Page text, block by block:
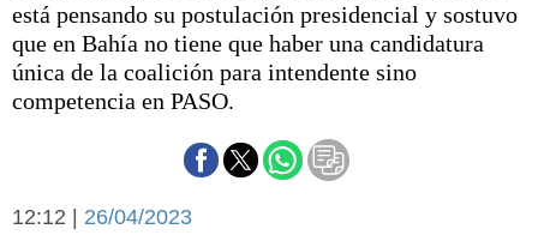
Básquetbol
Fútbol
Federal A
Cines
Economía y finanzas
está pensando su postulación presidencial y sostuvo
que en Bahía no tiene que haber una candidatura
única de la coalición para intendente sino
competencia en PASO.
12:12 | 26/04/2023